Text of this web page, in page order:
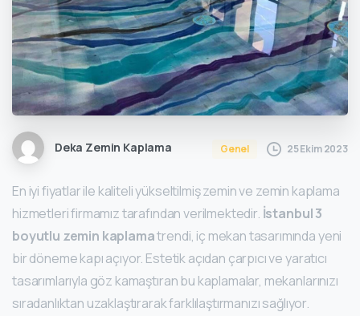
Deka Zemin Kaplama Genel 25 Ekim 2023
En iyi fiyatlar ile kaliteli yükseltilmiş zemin ve zemin kaplama
hizmetleri firmamız tarafından verilmektedir. İstanbul 3
boyutlu zemin kaplamatrendi, iç mekan tasarımında yeni
bir döneme kapı açıyor. Estetik açıdan çarpıcı ve yaratıcı
tasarımlarıyla göz kamaştıran bu kaplamalar, mekanlarınızı
sıradanlıktan uzaklaştırarak farklılaştırmanızı sağlıyor.